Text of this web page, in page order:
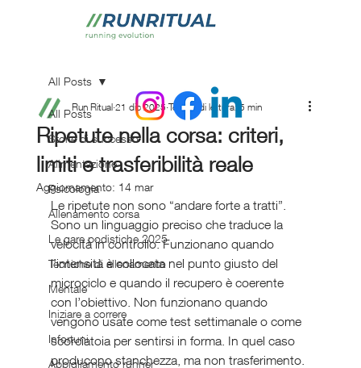
All Posts
Storie di successo
Alimentazione
Psicologia
Allenamento corsa
Le gare podistiche 2025
Tecniche di allenamento
Mentale
Iniziare a correre
Infortuni
Abbigliamento runner
All Posts
Ripetute nella corsa: criteri,
limiti e trasferibilità reale
Run Ritual 21 dic 2025 Tempo di lettura: 5 min
Aggiornamento: 14 mar
Le ripetute non sono “andare forte a tratti”.
Sono un linguaggio preciso che traduce la
velocità in controllo. Funzionano quando
l’intensità è collocata nel punto giusto del
microciclo e quando il recupero è coerente
con l’obiettivo. Non funzionano quando
vengono usate come test settimanale o come
scorciatoia per sentirsi in forma. In quel caso
producono stanchezza, ma non trasferimento.